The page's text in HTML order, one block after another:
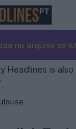
PT
no arquivo de
Headlines is also